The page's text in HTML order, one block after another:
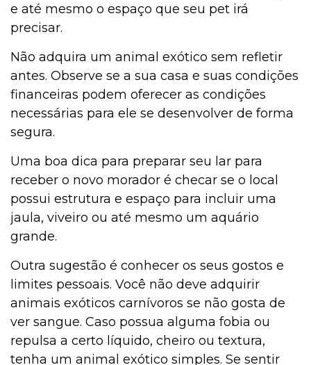
e até mesmo o espaço que seu pet irá
precisar.
Não adquira um animal exótico sem refletir
antes. Observe se a sua casa e suas condições
financeiras podem oferecer as condições
necessárias para ele se desenvolver de forma
segura.
Uma boa dica para preparar seu lar para
receber o novo morador é checar se o local
possui estrutura e espaço para incluir uma
jaula, viveiro ou até mesmo um aquário
grande.
Outra sugestão é conhecer os seus gostos e
limites pessoais. Você não deve adquirir
animais exóticos carnívoros se não gosta de
ver sangue. Caso possua alguma fobia ou
repulsa a certo líquido, cheiro ou textura,
tenha um animal exótico simples. Se sentir